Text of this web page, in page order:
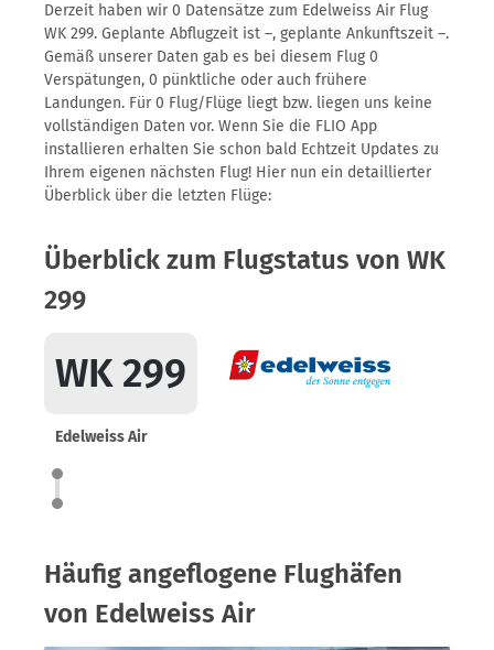
Derzeit haben wir 0 Datensätze zum Edelweiss Air Flug
WK 299. Geplante Abflugzeit ist –, geplante Ankunftszeit –.
Gemäß unserer Daten gab es bei diesem Flug 0
Verspätungen, 0 pünktliche oder auch frühere
Landungen. Für 0 Flug/Flüge liegt bzw. liegen uns keine
vollständigen Daten vor. Wenn Sie die FLIO App
installieren erhalten Sie schon bald Echtzeit Updates zu
Ihrem eigenen nächsten Flug! Hier nun ein detaillierter
Überblick über die letzten Flüge:
Überblick zum Flugstatus von WK
299
WK 299
Edelweiss Air
Häufig angeflogene Flughäfen
von Edelweiss Air